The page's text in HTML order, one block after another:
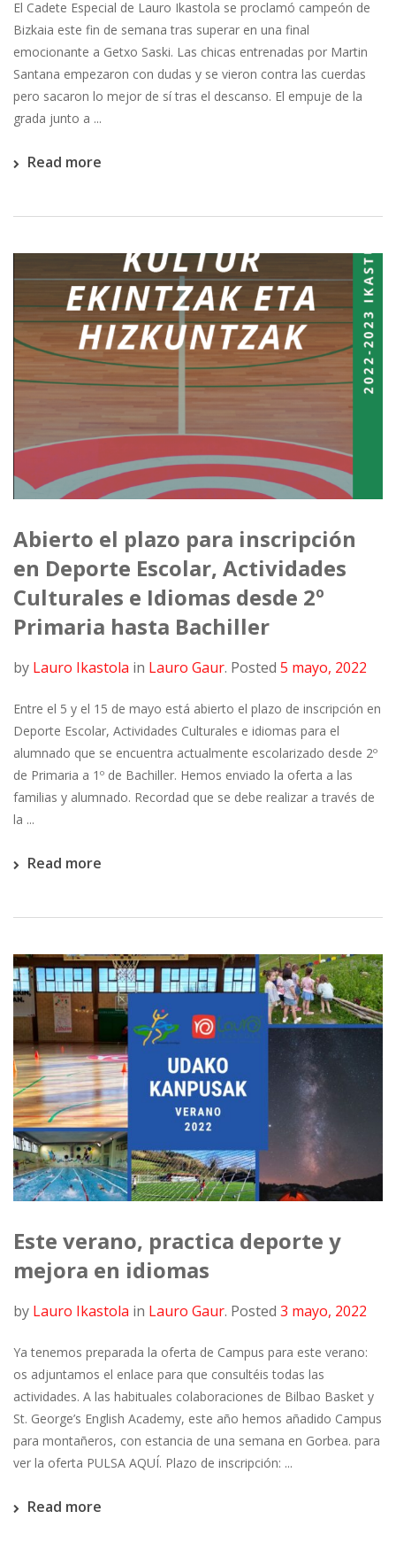
El Cadete Especial de Lauro Ikastola se proclamó campeón de
Bizkaia este fin de semana tras superar en una final
emocionante a Getxo Saski. Las chicas entrenadas por Martin
Santana empezaron con dudas y se vieron contra las cuerdas
pero sacaron lo mejor de sí tras el descanso. El empuje de la
grada junto a ...
Read more
Abierto el plazo para inscripción
en Deporte Escolar, Actividades
Culturales e Idiomas desde 2º
Primaria hasta Bachiller
by Lauro Ikastola in Lauro Gaur. Posted 5 mayo, 2022
Entre el 5 y el 15 de mayo está abierto el plazo de inscripción en
Deporte Escolar, Actividades Culturales e idiomas para el
alumnado que se encuentra actualmente escolarizado desde 2º
de Primaria a 1º de Bachiller. Hemos enviado la oferta a las
familias y alumnado. Recordad que se debe realizar a través de
la ...
Read more
Este verano, practica deporte y
mejora en idiomas
by Lauro Ikastola in Lauro Gaur. Posted 3 mayo, 2022
Ya tenemos preparada la oferta de Campus para este verano:
os adjuntamos el enlace para que consultéis todas las
actividades. A las habituales colaboraciones de Bilbao Basket y
St. George’s English Academy, este año hemos añadido Campus
para montañeros, con estancia de una semana en Gorbea. para
ver la oferta PULSA AQUÍ. Plazo de inscripción: ...
Read more